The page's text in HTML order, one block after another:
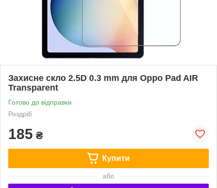
Захисне скло 2.5D 0.3 mm для Oppo Pad AIR
Transparent
Готово до відправки
Роздріб
185 ₴
Купити
або